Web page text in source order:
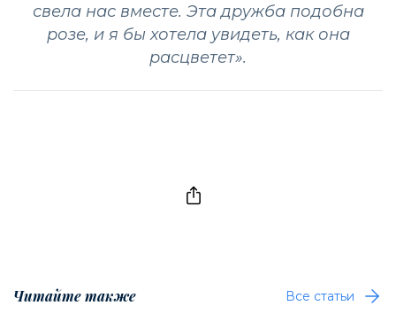
свела нас вместе. Эта дружба подобна
розе, и я бы хотела увидеть, как она
расцветет».
Читайте также Все статьи